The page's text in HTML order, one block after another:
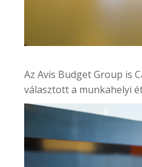
Az Avis Budget Group is
választott a munkahelyi